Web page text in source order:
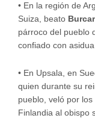
• En la región de
Suiza, beato
párroco del pueblo
confiado con
• En Upsala, en
quien durante su
pueblo, veló por
Finlandia al obispo